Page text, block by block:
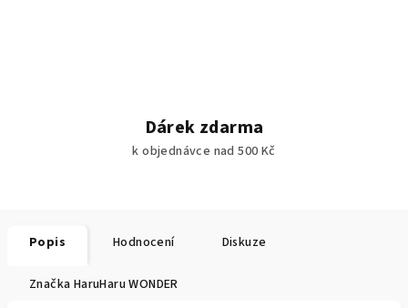
Dárek zdarma
k objednávce nad 500 Kč
Popis Hodnocení Diskuze
Značka HaruHaru WONDER